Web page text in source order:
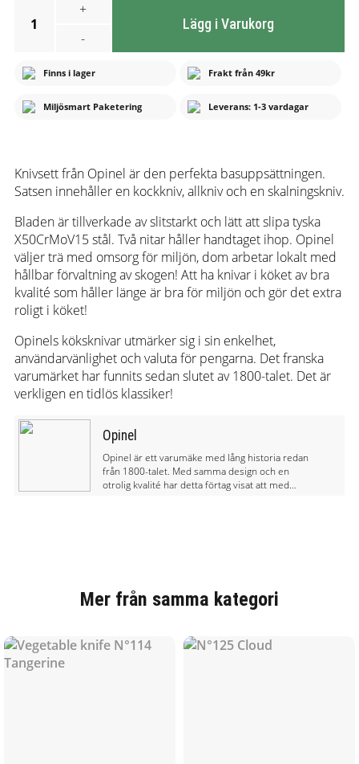
1
+
-
Lägg i Varukorg
Finns i lager Frakt från 49kr
Miljösmart Paketering Leverans: 1-3 vardagar
Knivsett från Opinel är den perfekta basuppsättningen.
Satsen innehåller en kockkniv, allkniv och en skalningskniv.
Bladen är tillverkade av slitstarkt och lätt att slipa tyska
X50CrMoV15 stål. Två nitar håller handtaget ihop. Opinel
väljer trä med omsorg för miljön, dom arbetar lokalt med
hållbar förvaltning av skogen! Att ha knivar i köket av bra
kvalité som håller länge är bra för miljön och gör det extra
roligt i köket!
Opinels köksknivar utmärker sig i sin enkelhet,
användarvänlighet och valuta för pengarna. Det franska
varumärket har funnits sedan slutet av 1800-talet. Det är
verkligen en tidlös klassiker!
Opinel
Opinel är ett varumäke med lång historia redan
från 1800-talet. Med samma design och en
otrolig kvalité har detta förtag visat att med
Mer från samma kategori